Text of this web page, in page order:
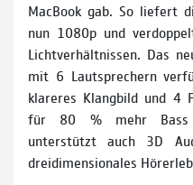
MacBook gab. So liefert
nun 1080p und
Lichtverhältnissen. Das
mit 6 Lautsprechern
klareres Klangbild und 4
für 80 % mehr Bass
unterstützt auch 3D
dreidimensionales